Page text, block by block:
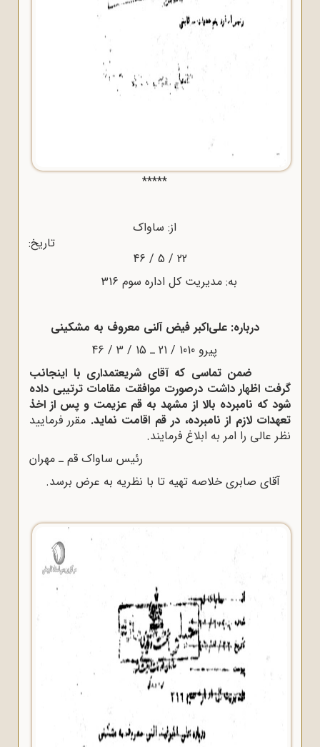
*****
از: ساواک
تاریخ:
22 / 5 / 46
به: مدیریت کل اداره سوم 316
درباره: على‌اکبر فیض آلنى معروف به مشکینى
پیرو 1010 / 21 ـ 15 / 3 / 46
ضمن تماسى که آقاى شریعتمدارى با اینجانب
گرفت اظهار داشت درصورت موافقت مقامات ترتیبى داده
شود که نامبرده بالا از مشهد به قم عزیمت و پس از اخذ
تعهدات لازم از نامبرده، در قم اقامت نماید. مقرر فرمایید
نظر عالى را امر به ابلاغ فرمایند.
رئیس ساواک قم ـ مهران
آقاى صابرى خلاصه تهیه تا با نظریه به عرض برسد.